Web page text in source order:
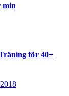
min
för 40+